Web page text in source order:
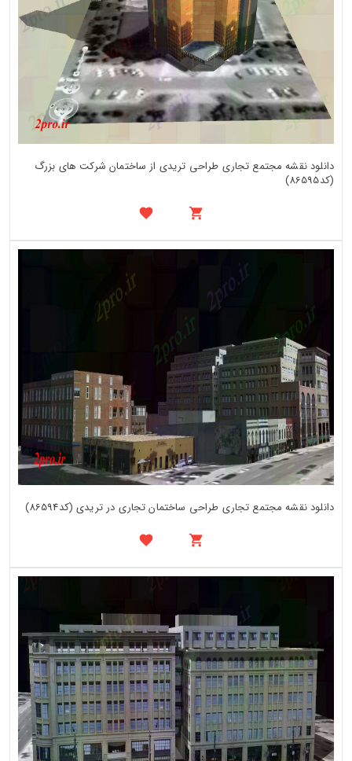
دانلود نقشه مجتمع تجاری طراحی تریدی از ساختمان شرکت های بزرگ
(کد86595)
دانلود نقشه مجتمع تجاری طراحی ساختمان تجاری در تریدی (کد86594)